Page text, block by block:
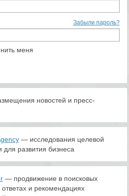
Забыли пароль?
меня
новостей и пресс-
— исследования целевой
для развития бизнеса
— продвижение в поисковых
ответах и рекомендациях